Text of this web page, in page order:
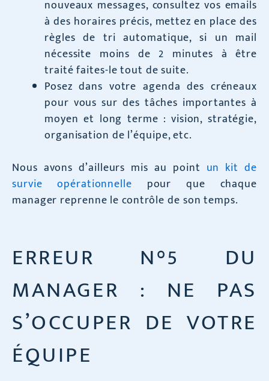
nouveaux messages, consultez vos emails
à des horaires précis, mettez en place des
règles de tri automatique, si un mail
nécessite moins de 2 minutes à être
traité faites-le tout de suite.
Posez dans votre agenda des créneaux
pour vous sur des tâches importantes à
moyen et long terme : vision, stratégie,
organisation de l’équipe, etc.
Nous avons d’ailleurs mis au point un kit de
survie opérationnelle pour que chaque
manager reprenne le contrôle de son temps.
ERREUR N°5 DU
MANAGER : NE PAS
S’OCCUPER DE VOTRE
ÉQUIPE